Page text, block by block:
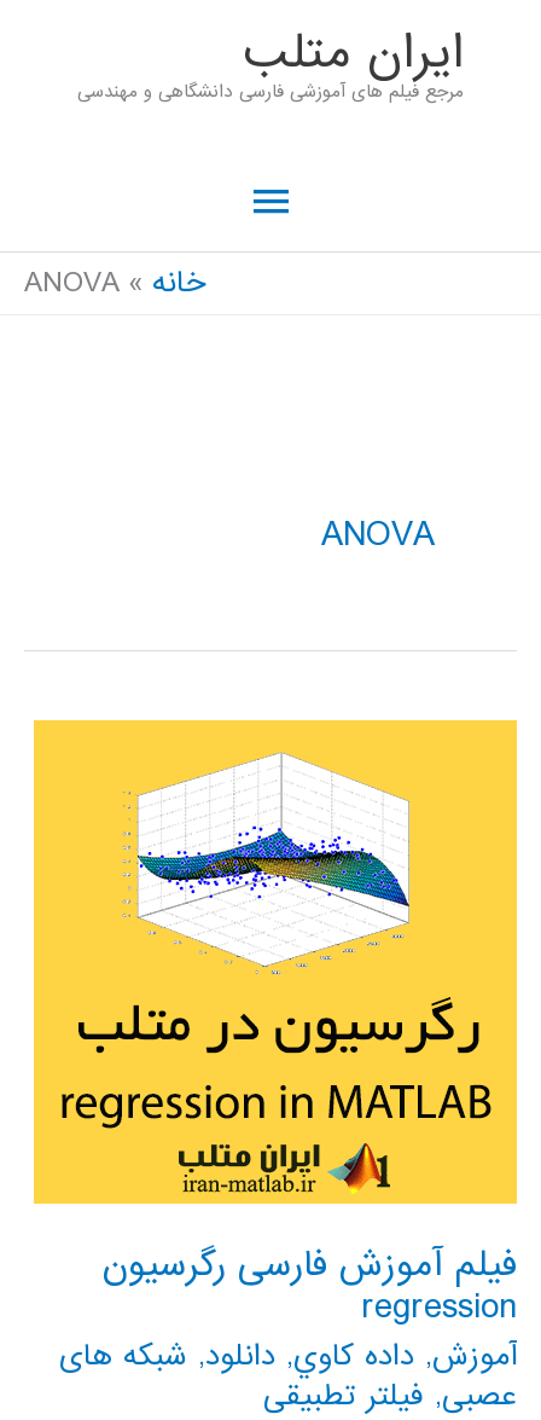
ايران متلب
مرجع فیلم های آموزشی فارسی دانشگاهی و مهندسی
فهرست
اصلیخانه ANOVA
ANOVA
فیلم آموزش فارسی رگرسیون
regression
آموزش, داده كاوي, دانلود, شبکه های
عصبی, فیلتر تطبیقی